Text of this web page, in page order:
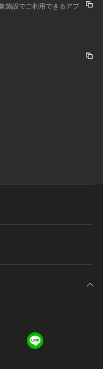
施設でご利用できるアプ